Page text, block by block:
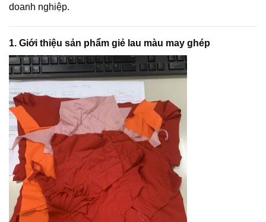
doanh nghiệp.
1. Giới thiệu sản phẩm giẻ lau màu may ghép